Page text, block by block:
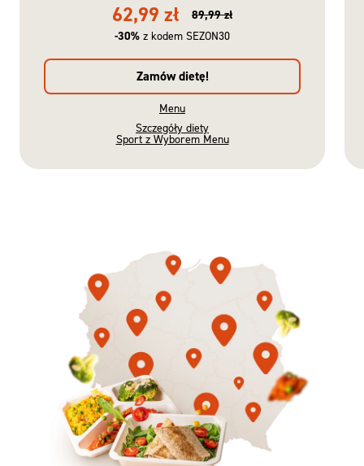
62,99 zł
89,99 zł
-30% z kodem SEZON30
Zamów dietę!
Menu
Szczegóły diety
Sport z Wyborem Menu